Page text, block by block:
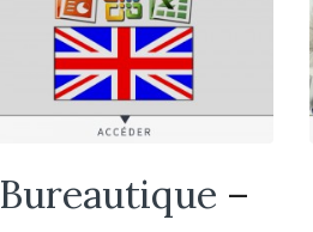
Bureautique –